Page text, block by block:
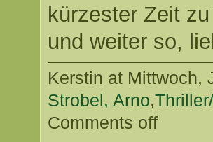
kürzester Zeit
und weiter so,
Kerstin at Mittwoch,
Strobel, Arno,
Comments off